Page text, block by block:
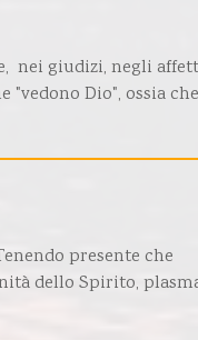
nei giudizi, negli
Dio", ossia che
presente che
dello Spirito,